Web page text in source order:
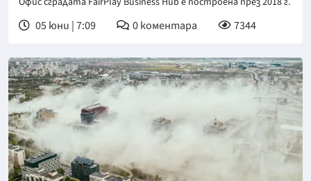
05 юни | 7:09 0коментара 7344